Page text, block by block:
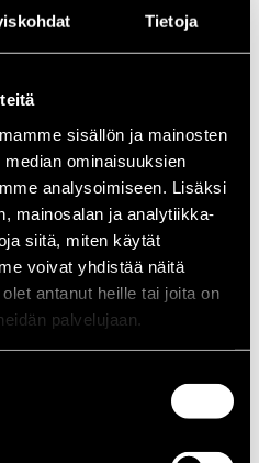
Tietoja
sisällön ja mainosten
ominaisuuksien
analysoimiseen. Lisäksi
mainosalan ja analytiikka-
siitä, miten käytät
voivat yhdistää näitä
antanut heille tai joita on
palvelujaan.